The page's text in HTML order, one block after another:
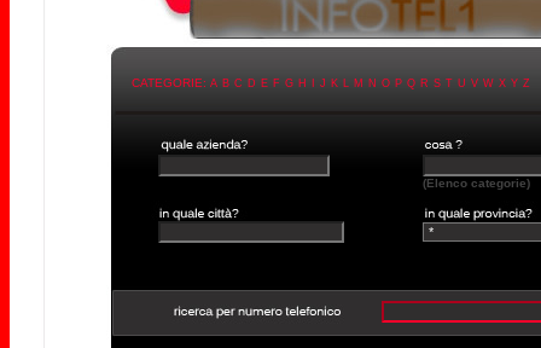
CATEGORIE: A B C D E F G H J K L M N O P Q R S T U V W X Y Z
(Elenco categorie)